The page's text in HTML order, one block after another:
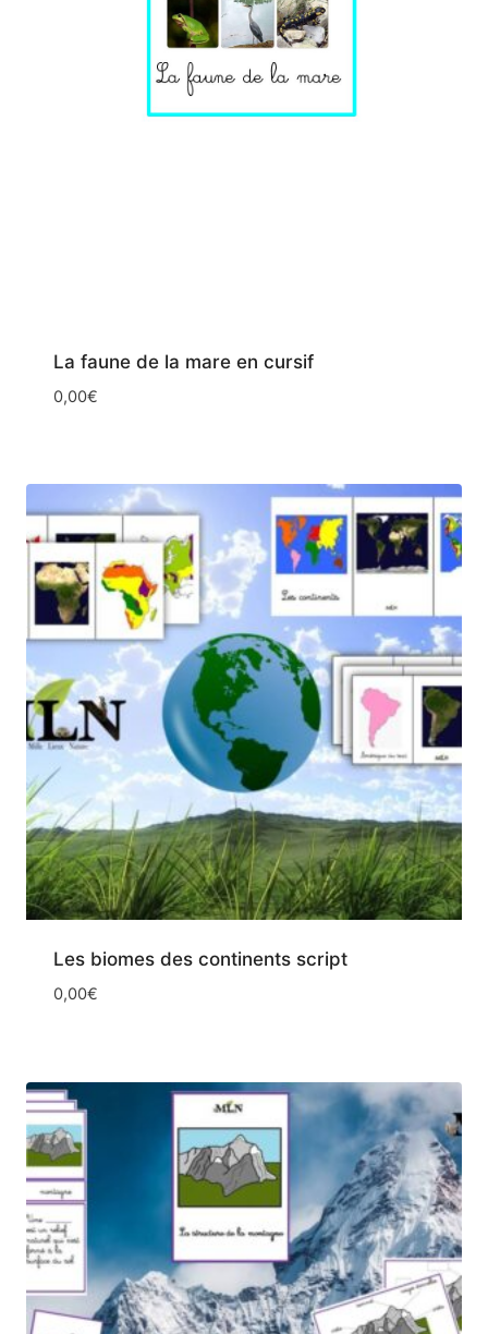
La faune de la mare en cursif
0,00€
Les biomes des continents script
0,00€